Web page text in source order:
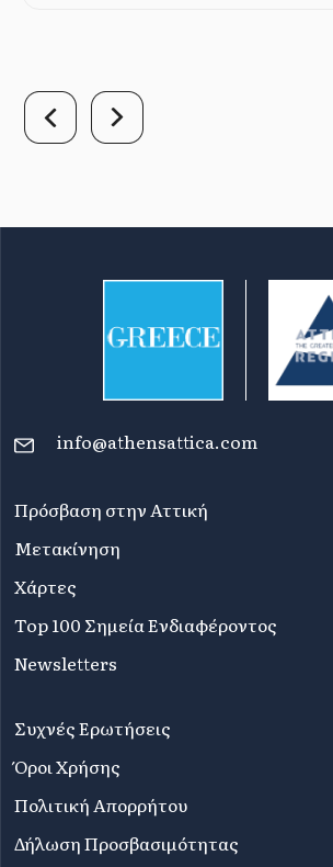
info@athensattica.com
Πρόσβαση στην Αττική
Μετακίνηση
Χάρτες
Top 100 Σημεία Ενδιαφέροντος
Newsletters
Συχνές Ερωτήσεις
Όροι Χρήσης
Πολιτική Απορρήτου
Δήλωση Προσβασιμότητας